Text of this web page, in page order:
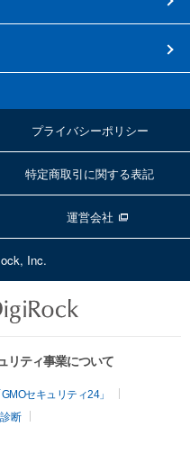
プライバシーポリシー
特定商取引に関する表記
運営会社
Inc.
リティ事業について
セキュリティ24」
断